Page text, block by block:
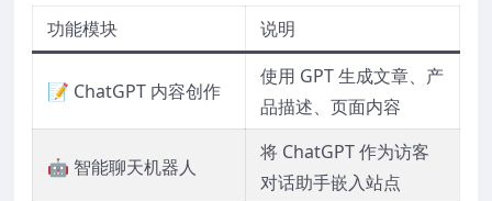
功能模块 说明
📝 ChatGPT 内容创作
使用 GPT 生成文章、产
品描述、页面内容
🤖 智能聊天机器人
将 ChatGPT 作为访客
对话助手嵌入站点